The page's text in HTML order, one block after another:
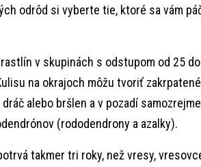
odrôd si vyberte tie, ktoré sa vám
v skupinách s odstupom od 25
na okrajoch môžu tvoriť
alebo bršlen a v pozadí
(rododendrony a azalky).
takmer tri roky, než vresy,